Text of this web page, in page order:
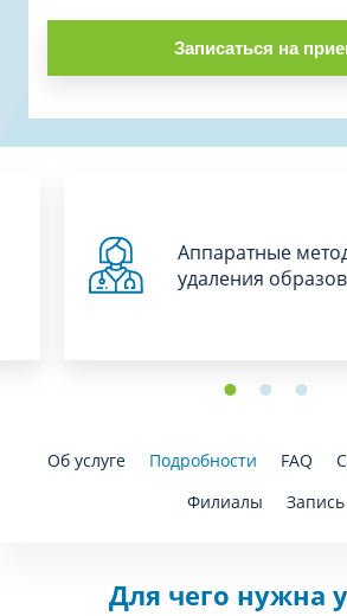
Записаться на
Аппаратные
удаления
Об услуге Подробности FAQ
Филиалы
Запись
Для чего нужна